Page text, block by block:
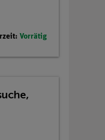
Vorrätig